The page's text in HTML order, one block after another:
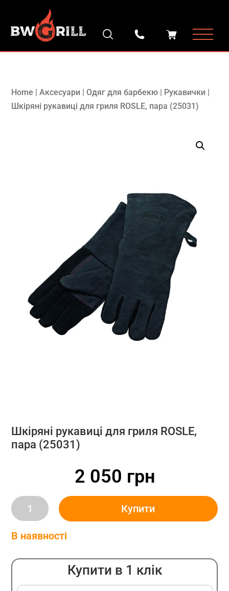
Home |Аксесуари |Одяг для барбекю | Рукавички |
Шкіряні рукавиці для гриля ROSLE, пара (25031)
Шкіряні рукавиці для гриля ROSLE,
пара (25031)
2 050 грн
Шкіряні
рукавиці
для
ROSLE,
(25031)
Купити
В наявності
Купити в 1 клік